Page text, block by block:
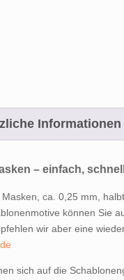
Informationen
– einfach,
ca. 0,25 mm,
können Sie
wir aber eine
sich auf die